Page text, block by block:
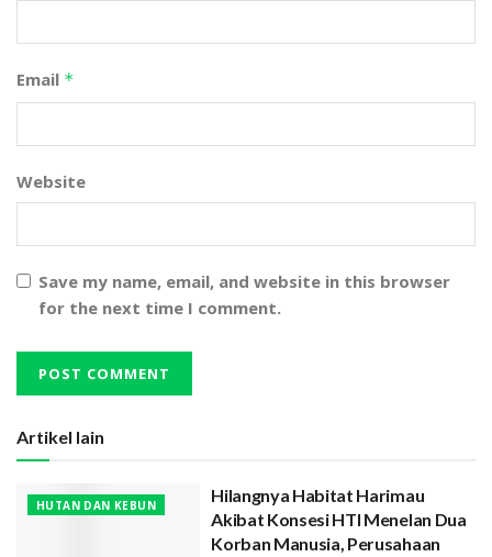
Email *
Website
Save my name, email, and website in this browser
for the next time I comment.
Artikel lain
HUTAN DAN KEBUN
Hilangnya Habitat Harimau
Akibat Konsesi HTI Menelan Dua
Korban Manusia, Perusahaan